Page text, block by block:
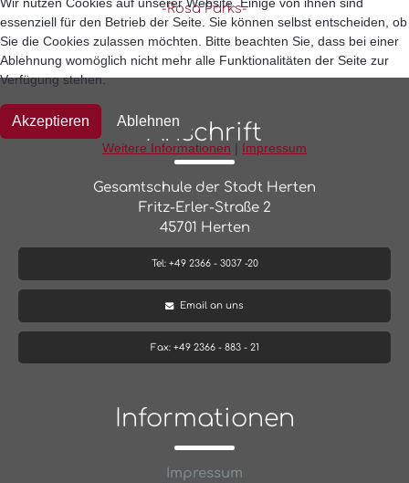
-Rosa Parks-
Anschrift
Gesamtschule der Stadt Herten
Fritz-Erler-Straße 2
45701 Herten
Tel: +49 2366 - 3037 -20
Email an uns
Fax: +49 2366 - 883 - 21
Informationen
Impressum
essenziell für den Betrieb der Seite. Sie können selbst entscheiden, ob
Sie die Cookies zulassen möchten. Bitte beachten Sie, dass bei einer
Ablehnung womöglich nicht mehr alle Funktionalitäten der Seite zur
Verfügung stehen.
Akzeptieren Ablehnen
Weitere Informationen | Impressum